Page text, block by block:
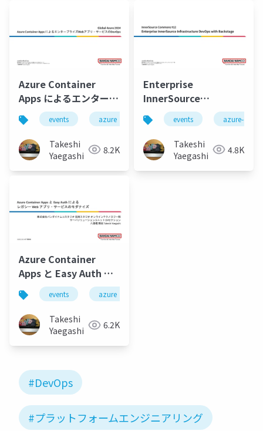
Azure Container
Apps によるエンタープ
ライズWebアプリ・サ
ービスのDevOps
events azure azure-container-apps
Takeshi
Yaegashi
8.2K
Enterprise
InnerSource
Infrastructure
DevOps with
Backstage
events azure-
Takeshi
Yaegashi
4.8K
Azure Container
Apps と Easy Auth に
よるレガシー Web アプ
リ・サービスのモダナ
イズ
events azure
Takeshi
Yaegashi
6.2K
#DevOps
#プラットフォームエンジニアリング